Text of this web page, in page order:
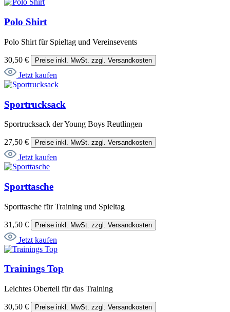
Polo Shirt
Polo Shirt für Spieltag und Vereinsevents
30,50 € Preise inkl. MwSt. zzgl. Versandkosten
Jetzt kaufen
Sportrucksack
Sportrucksack der Young Boys Reutlingen
27,50 € Preise inkl. MwSt. zzgl. Versandkosten
Jetzt kaufen
Sporttasche
Sporttasche für Training und Spieltag
31,50 € Preise inkl. MwSt. zzgl. Versandkosten
Jetzt kaufen
Trainings Top
Leichtes Oberteil für das Training
30,50 € Preise inkl. MwSt. zzgl. Versandkosten